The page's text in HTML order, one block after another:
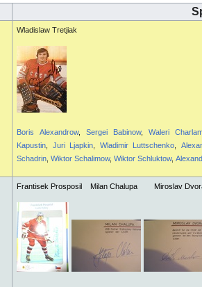
Wladislaw Tretjiak
Boris Alexandrow, Sergei Babinow, Waleri
Kapustin
Juri Ljapkin Wladimir Luttschenko
Schadrin ,Wiktor Schalimow,Wiktor Schluktow,
Frantisek Prosposil Milan Chalupa Miroslav